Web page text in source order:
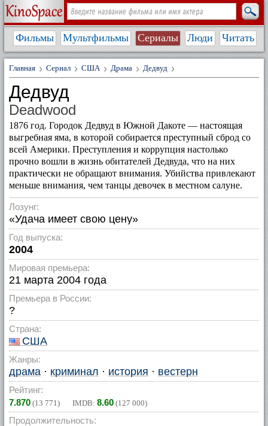
Фильмы Мультфильмы Сериалы Люди Читать
Главная Сериал США Драма Дедвуд
Дедвуд
Deadwood
1876 год. Городок Дедвуд в Южной Дакоте — настоящая
выгребная яма, в которой собирается преступный сброд со
всей Америки. Преступления и коррупция настолько
прочно вошли в жизнь обитателей Дедвуда, что на них
практически не обращают внимания. Убийства привлекают
меньше внимания, чем танцы девочек в местном салуне.
Лозунг:
«Удача имеет свою цену»
Год выпуска:
2004
Мировая премьера:
21 марта 2004 года
Премьера в России:
?
Страна:
США
Жанры:
драма · криминал · история · вестерн
Рейтинг:
7.870 (13 771) IMDB: 8.60 (127 000)
Продолжительность: